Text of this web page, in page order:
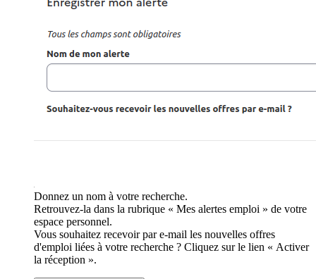
Donnez un nom à votre recherche.
Retrouvez-la dans la rubrique « Mes alertes emploi » de votre
espace personnel.
Vous souhaitez recevoir par e-mail les nouvelles offres
d'emploi liées à votre recherche ? Cliquez sur le lien « Activer
la réception ».